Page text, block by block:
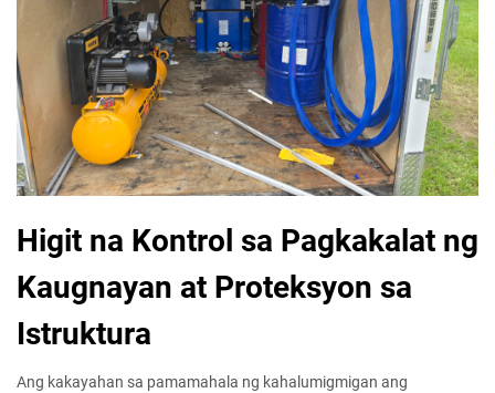
Higit na Kontrol sa Pagkakalat ng
Kaugnayan at Proteksyon sa
Istruktura
Ang kakayahan sa pamamahala ng kahalumigmigan ang